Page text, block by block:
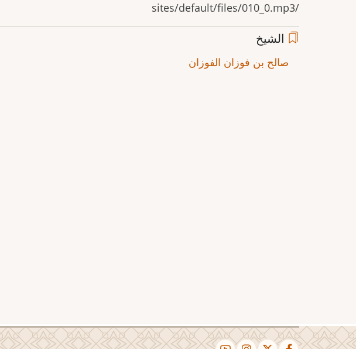
/sites/default/files/010_0.mp3
الشيخ
صالح بن فوزان الفوزان